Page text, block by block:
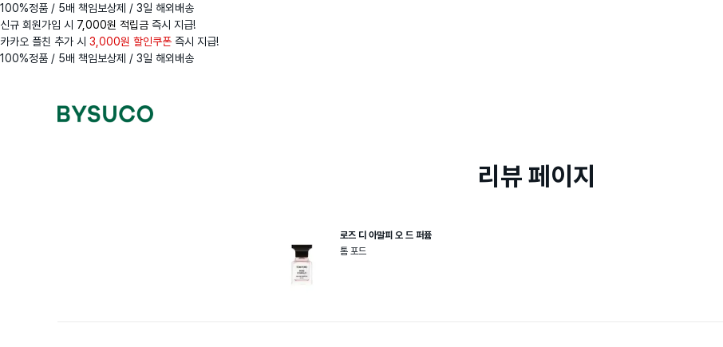
100%정품 / 5배 책임보상제 / 3일 해외배송
신규 회원가입 시 7,000원 적립금 즉시 지급!
카카오 플친 추가 시 3,000원 할인쿠폰 즉시 지급!
100%정품 / 5배 책임보상제 / 3일 해외배송
리뷰 페이지
로즈 디 아말피 오 드 퍼퓸
톰 포드